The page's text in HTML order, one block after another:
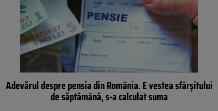
Adevărul despre pensia din România. E vestea sfârșitului
de săptămână, s-a calculat suma